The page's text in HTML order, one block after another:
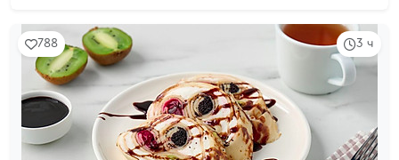
3 ч
788